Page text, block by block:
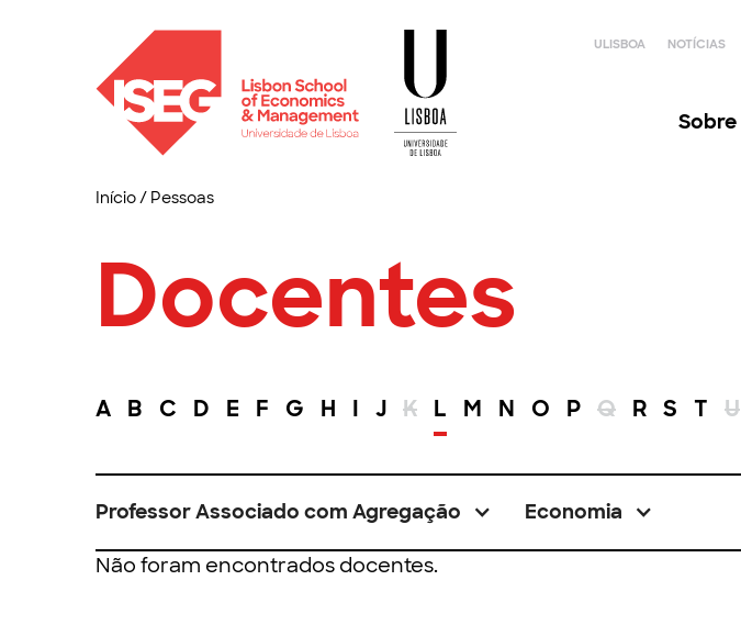
ULISBOA NOTÍCIAS
Sobre
Início/ Pessoas
Docentes
A B C D E F G H I J K L M N O P Q R S T U
Professor Associado com Agregação Economia
Não foram encontrados docentes.